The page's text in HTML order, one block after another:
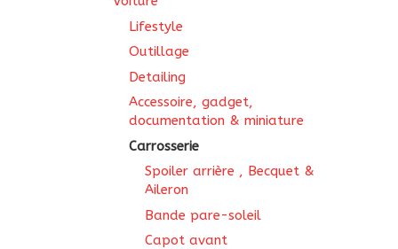
Lifestyle
Outillage
Detailing
Accessoire, gadget,
documentation & miniature
Carrosserie
Spoiler arrière , Becquet &
Aileron
Bande pare-soleil
Capot avant